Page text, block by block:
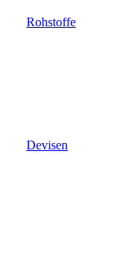
Rohstoffe
Devisen